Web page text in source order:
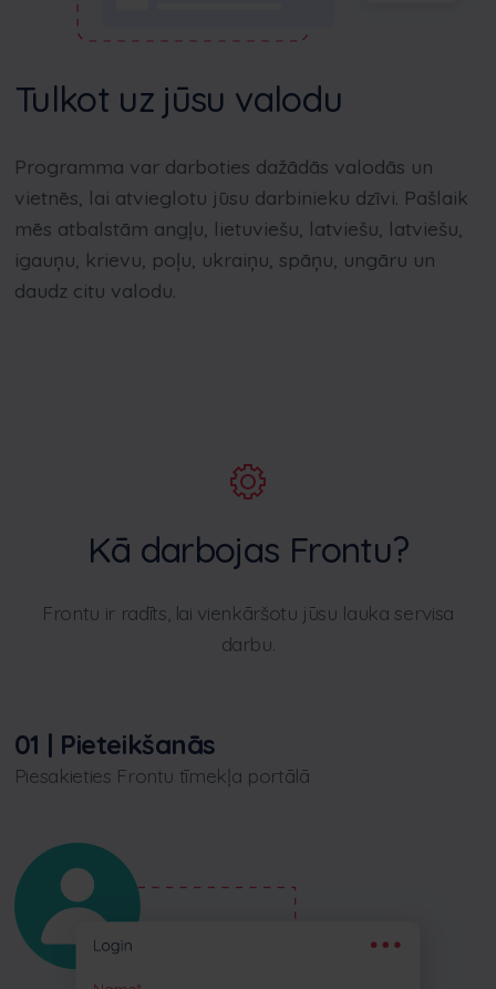
Tulkot uz jūsu valodu
Programma var darboties dažādās valodās un
vietnēs, lai atvieglotu jūsu darbinieku dzīvi. Pašlaik
mēs atbalstām angļu, lietuviešu, latviešu, latviešu,
igauņu, krievu, poļu, ukraiņu, spāņu, ungāru un
daudz citu valodu.
Kā darbojas Frontu?
Frontu ir radīts, lai vienkāršotu jūsu lauka servisa
darbu.
01 | Pieteikšanās
Piesakieties Frontu tīmekļa portālā